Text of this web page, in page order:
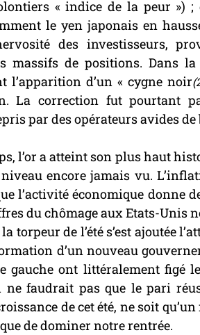
« indice de la peur »)
le yen japonais en
des investisseurs,
massifs de positions. Dans
l’apparition d’un « cygne noir
La correction fut pourtant
par des opérateurs avides de
l’or a atteint son plus haut
encore jamais vu.
l’activité économique donne
du chômage aux Etats-Unis
la torpeur de l’été s’est ajoutée
d’un nouveau
gauche ont littéralement figé
ne faudrait pas que le pari
de cet été, ne soit
de dominer notre rentrée.